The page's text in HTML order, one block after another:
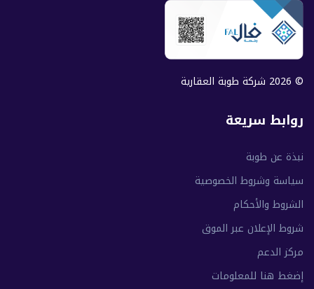
© 2026 شركة طوبة العقارية
روابط سريعة
نبذة عن طوبة
سياسة وشروط الخصوصية
الشروط والأحكام
شروط الإعلان عبر الموق
مركز الدعم
إضغط هنا للمعلومات